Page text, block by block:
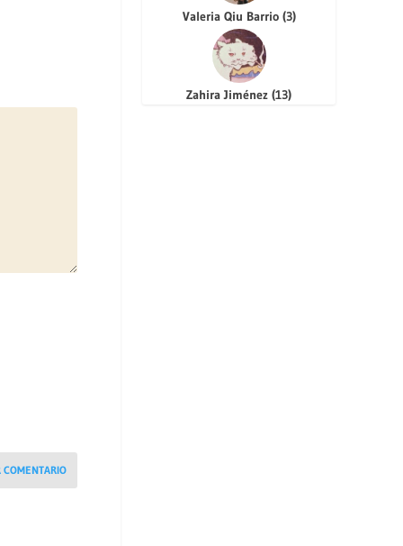
COMENTARIO
Valeria Qiu Barrio (3)
Zahira Jiménez(13)